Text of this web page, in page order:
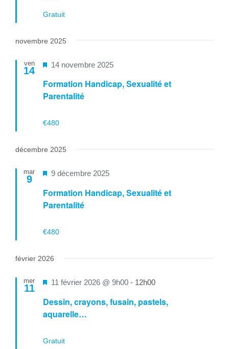
Gratuit
novembre 2025
ven
14
Formation Handicap, Sexualité et
Parentalité
Mis
avant
14 novembre 2025
€480
décembre 2025
mar
9
Formation Handicap, Sexualité et
Parentalité
Mis
avant
9 décembre 2025
€480
février 2026
mer
11
Dessin, crayons, fusain, pastels,
aquarelle…
Mis
11 février 2026 @ 9h00 - 12h00
Gratuit